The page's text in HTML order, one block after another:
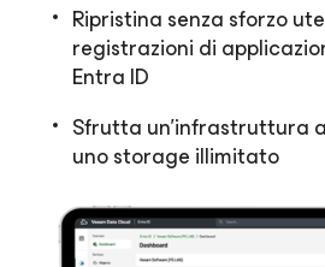
Ripristina senza sforzo
registrazioni di
Entra ID
Sfrutta un'infrastruttura
uno storage illimitato